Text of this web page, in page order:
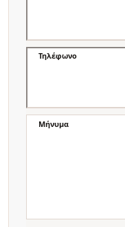
Τηλέφωνο
Μήνυμα